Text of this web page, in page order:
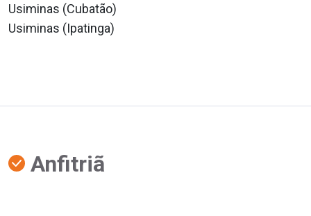
Usiminas (Cubatão)
Usiminas (Ipatinga)
Anfitriã